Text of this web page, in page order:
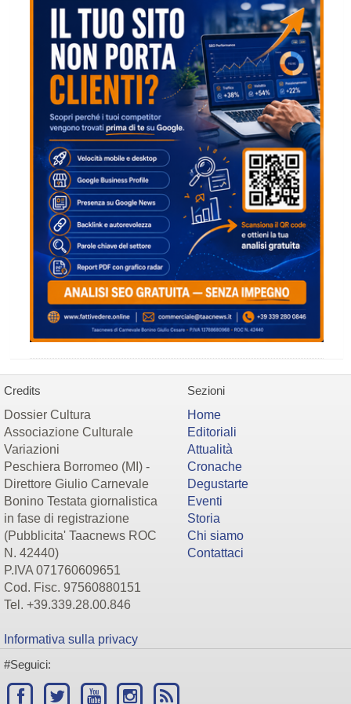
Credits
Dossier Cultura
Associazione Culturale
Variazioni
Peschiera Borromeo (MI) -
Direttore Giulio Carnevale
Bonino Testata giornalistica
in fase di registrazione
(Pubblicita' Taacnews ROC
N. 42440)
P.IVA 071760609651
Cod. Fisc. 97560880151
Tel. +39.339.28.00.846
Informativa sulla privacy
Sezioni
Home
Editoriali
Attualità
Cronache
Degustarte
Eventi
Storia
Chi siamo
Contattaci
#Seguici: